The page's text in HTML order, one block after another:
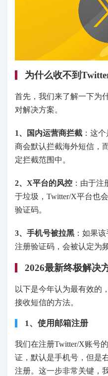
为什么收不到
首先，我们来了解一下为
对解决方案。
1、国内运营商拦截 ：这
商会默认拦截海外短信，
定拦截范围中。
2、X平台的风控 ：由于
于垃圾，Twitter/X平台也
验证码。
3、手机号被拉黑 ：如果
注册验证码，会被认定为
2026最新终极解决
以下是今年认为最有效的
接收短信的方法。
1、使用邮箱注册
我们在注册Twitter/X账号
证，默认是手机号，但是
注册。这一步非常关键，